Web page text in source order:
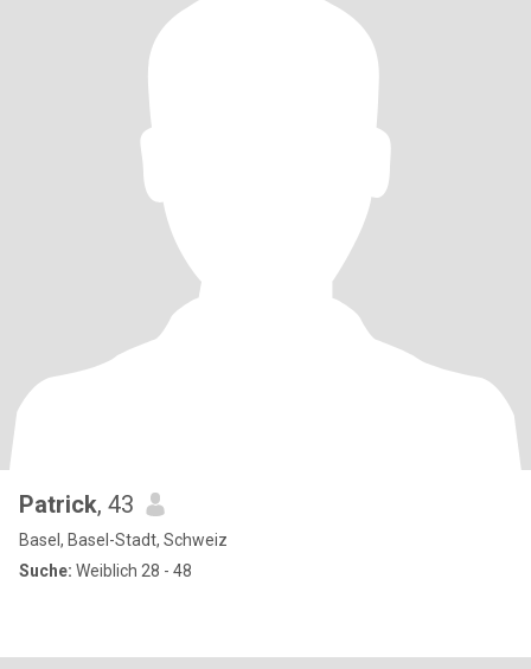
Patrick, 43
Basel, Basel-Stadt, Schweiz
Suche: Weiblich 28 - 48